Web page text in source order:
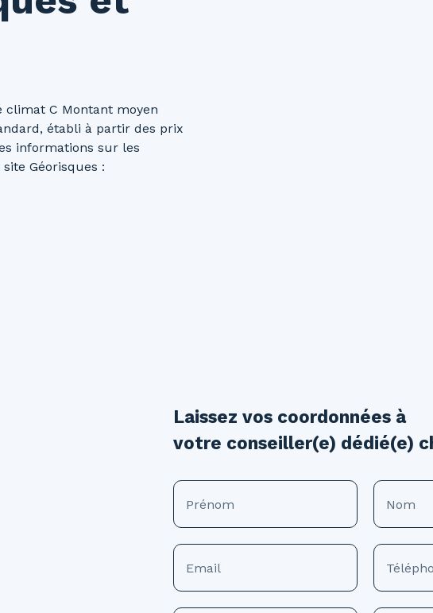
climat C Montant moyen
établi à partir des prix
informations sur les
Géorisques :
Laissez vos coordonnées à
votre conseiller(e) dédié(e)
Prénom Nom
Email